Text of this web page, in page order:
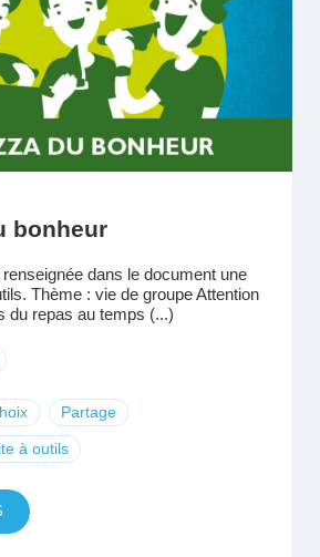
bonheur
dans le document une
Thème : vie de groupe Attention
du repas au temps (...)
Partage
à outils